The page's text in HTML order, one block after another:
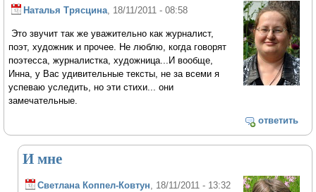
Наталья Трясцина , 18/11/2011 - 08:58
Это звучит так же уважительно как журналист,
поэт, художник и прочее. Не люблю, когда говорят
поэтесса, журналистка, художница...И вообще,
Инна, у Вас удивительные тексты, не за всеми я
успеваю уследить, но эти стихи... они
замечательные.
ответить
И мне
Светлана Коппел-Ковтун , 18/11/2011 - 13:32